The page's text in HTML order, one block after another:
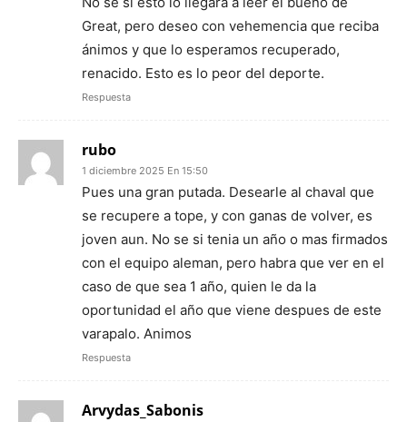
Great, pero deseo con vehemencia que reciba
ánimos y que lo esperamos recuperado,
renacido. Esto es lo peor del deporte.
Respuesta
rubo
1 diciembre 2025 En 15:50
Pues una gran putada. Desearle al chaval que
se recupere a tope, y con ganas de volver, es
joven aun. No se si tenia un año o mas firmados
con el equipo aleman, pero habra que ver en el
caso de que sea 1 año, quien le da la
oportunidad el año que viene despues de este
varapalo. Animos
Respuesta
Arvydas_Sabonis